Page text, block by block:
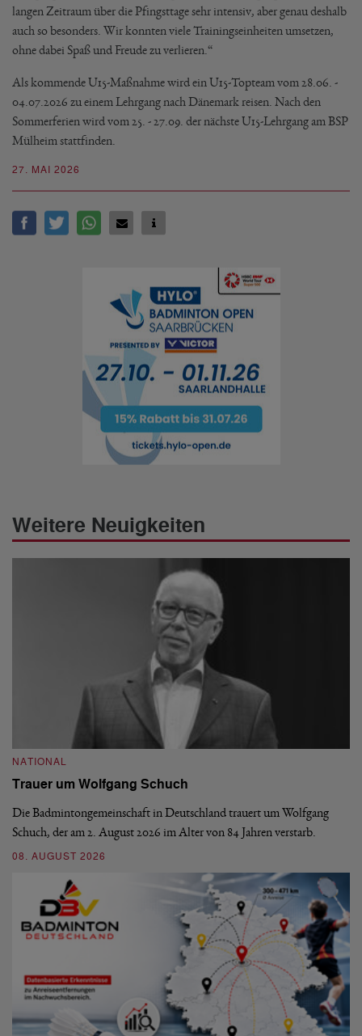
27. MAI 2026
langen Zeitraum über die Pfingsttage sehr intensiv, aber genau deshalb
auch so besonders. Wir konnten viele Trainingseinheiten umsetzen,
ohne dabei Spaß und Freude zu verlieren.“
Als kommende U15-Maßnahme wird ein U15-Topteam vom 28.06. -
04.07.2026 zu einem Lehrgang nach Dänemark reisen. Nach den
Sommerferien wird vom 25. - 27.09. der nächste U15-Lehrgang am BSP
Mülheim stattfinden.
Weitere Neuigkeiten
NATIONAL
Trauer um Wolfgang Schuch
Die Badmintongemeinschaft in Deutschland trauert um Wolfgang
Schuch, der am 2. August 2026 im Alter von 84 Jahren verstarb.
08. AUGUST 2026